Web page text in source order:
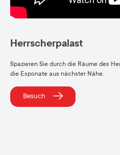
Herrscherpalast
Spazieren Sie durch die Räume des
die Exponate aus nächster Nähe.
Besuch